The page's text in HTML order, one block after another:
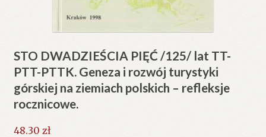
STO DWADZIEŚCIA PIĘĆ /125/ lat TT-
PTT-PTTK. Geneza i rozwój turystyki
górskiej na ziemiach polskich – refleksje
rocznicowe.
48.30 zł